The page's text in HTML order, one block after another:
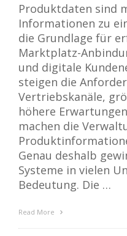
Produktdaten sind
Informationen zu
die Grundlage für
Marktplatz-
und digitale
steigen die
Vertriebskanäle,
höhere
machen die
Genau deshalb
Systeme in vielen
Bedeutung. Die …
Read More